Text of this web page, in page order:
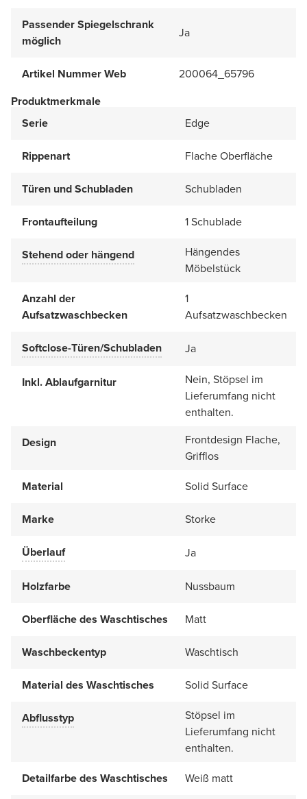
Passender Spiegelschrank
möglich
Ja
Artikel Nummer Web
200064_65796
Produktmerkmale
Serie
Edge
Rippenart Flache Oberfläche
Türen und Schubladen Schubladen
Frontaufteilung 1 Schublade
Stehend oder hängend
Hängendes
Möbelstück
Anzahl der
Aufsatzwaschbecken
1
Aufsatzwaschbecken
Softclose-Türen/Schubladen Ja
Inkl. Ablaufgarnitur
Nein, Stöpsel im
Lieferumfang nicht
enthalten.
Design
Frontdesign Flache,
Grifflos
Material
Solid Surface
Marke Storke
Überlauf Ja
Holzfarbe Nussbaum
Oberfläche des Waschtisches Matt
Waschbeckentyp Waschtisch
Material des Waschtisches Solid Surface
Abflusstyp
Stöpsel im
Lieferumfang nicht
enthalten.
Detailfarbe des Waschtisches
Weiß matt